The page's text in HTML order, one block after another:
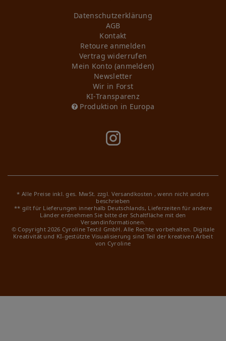
Daten­schutz­erklärung
AGB
Kontakt
Retoure anmelden
Vertrag widerrufen
Mein Konto (anmelden)
Newsletter
Wir in Forst
KI-Transparenz
Produktion in Europa
* Alle Preise inkl. ges. MwSt. zzgl. Versandkosten , wenn nicht anders
beschrieben
** gilt für Lieferungen innerhalb Deutschlands, Lieferzeiten für andere
Länder entnehmen Sie bitte der Schaltfläche mit den
Versandinformationen.
© Copyright 2026 Cyroline Textil GmbH. Alle Rechte vorbehalten. Digitale
Kreativität und KI-gestützte Visualisierung sind Teil der kreativen Arbeit
von Cyroline